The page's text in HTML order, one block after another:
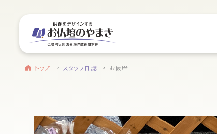
find a store お近くのお店を探す
駐車場
駐車場12台駐車可能
site menu サイトメニュー
静岡のお盆
トップ スタッフ日誌 お彼岸